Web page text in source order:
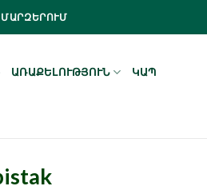
ԱՌԱՔԵԼՈՒԹՅՈՒՆ ԿԱՊ